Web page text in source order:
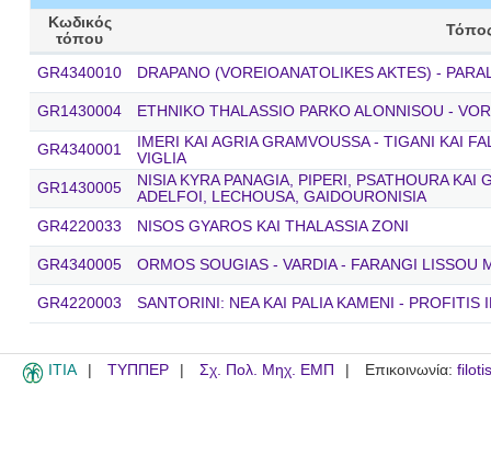
Κωδικός
τόπου
GR4340010 DRAPANO (VOREIOANATOLIKES AKTES) -
GR1430004 ETHNIKO THALASSIO PARKO ALONNISOU -
GR4340001
IMERI KAI AGRIA GRAMVOUSSA - TIGANI KAI
VIGLIA
GR1430005
NISIA KYRA PANAGIA, PIPERI, PSATHOURA
ADELFOI, LECHOUSA, GAIDOURONISIA
GR4220033
NISOS GYAROS KAI THALASSIA ZONI
GR4340005 ORMOS SOUGIAS - VARDIA - FARANGI LISSOU
GR4220003 SANTORINI: NEA KAI PALIA KAMENI - PROFITIS
ITIA ΤΥΠΠΕΡ Σχ. Πολ. Μηχ. ΕΜΠ Επικοινωνία: